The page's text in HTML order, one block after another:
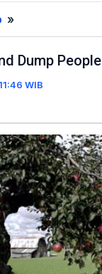
»
Phone
and
Dump
Dump People
WIB